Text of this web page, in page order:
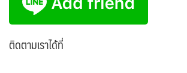
ติดตามเราได้ที่